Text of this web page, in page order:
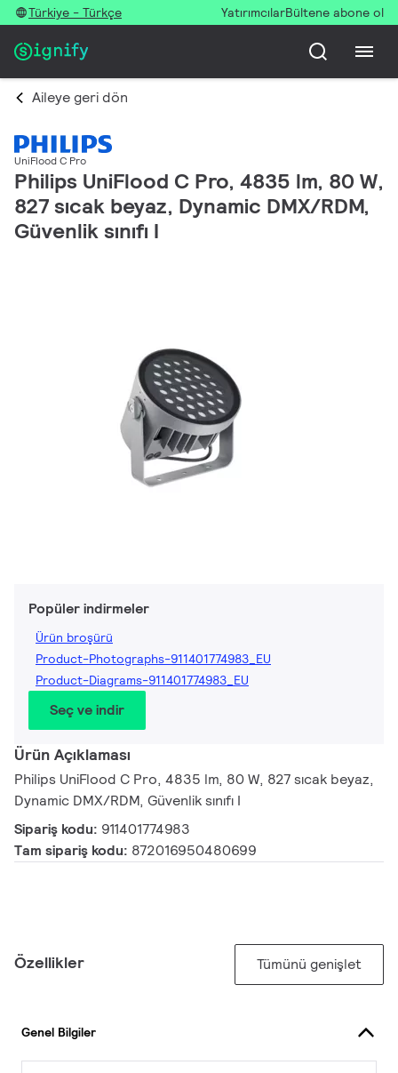
Türkiye - Türkçe YatırımcılarBültene abone ol
Aileye geri dön
UniFlood C Pro
Philips UniFlood C Pro, 4835 lm, 80 W,
827 sıcak beyaz, Dynamic DMX/RDM,
Güvenlik sınıfı I
Popüler indirmeler
Ürün broşürü
Product-Photographs-911401774983_EU
Product-Diagrams-911401774983_EU
Seç ve indir
Ürün Açıklaması
Philips UniFlood C Pro, 4835 lm, 80 W, 827 sıcak beyaz,
Dynamic DMX/RDM, Güvenlik sınıfı I
Sipariş kodu: 911401774983
Tam sipariş kodu: 872016950480699
Özellikler Tümünü genişlet
Genel Bilgiler